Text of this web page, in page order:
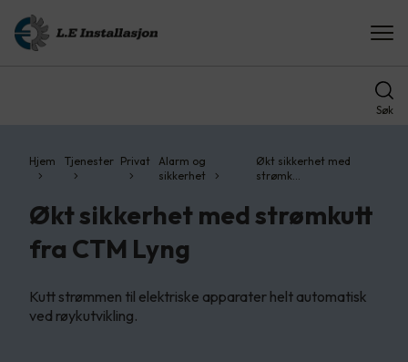
Søk
Hjem Tjenester Privat
Alarm og
sikkerhet
Økt sikkerhet med
strømk…
Økt sikkerhet med strømkutt
fra CTM Lyng
Kutt strømmen til elektriske apparater helt automatisk
ved røykutvikling.